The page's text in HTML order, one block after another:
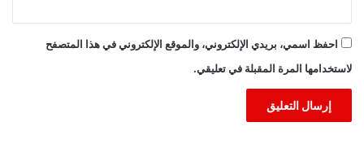
احفظ اسمي، بريدي الإلكتروني، والموقع الإلكتروني في هذا المتصفح
لاستخدامها المرة المقبلة في تعليقي.